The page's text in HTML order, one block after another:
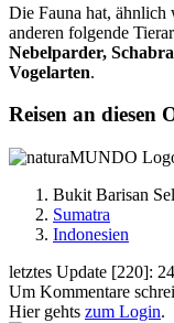
Die Fauna hat, ähnlich
anderen folgende
Nebelparder,
Vogelarten.
Reisen an diesen
Bukit Barisan
Sumatra
Indonesien
letztes Update [220]:
Um Kommentare
Hier gehts zum Login.